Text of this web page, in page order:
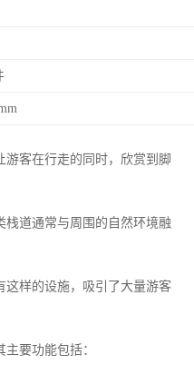
客在行走的同时，欣赏到脚
道通常与周围的自然环境融
这样的设施，吸引了大量游客
要功能包括：